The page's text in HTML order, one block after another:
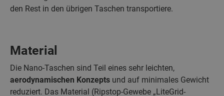
den Rest in den übrigen Taschen transportiere.
Material
Die Nano-Taschen sind Teil eines sehr leichten,
aerodynamischen Konzepts und auf minimales Gewicht
reduziert. Das Material (Ripstop-Gewebe „LiteGrid-